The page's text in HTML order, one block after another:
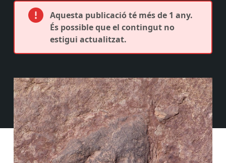
Aquesta publicació té més de 1 any.
És possible que el contingut no
estigui actualitzat.